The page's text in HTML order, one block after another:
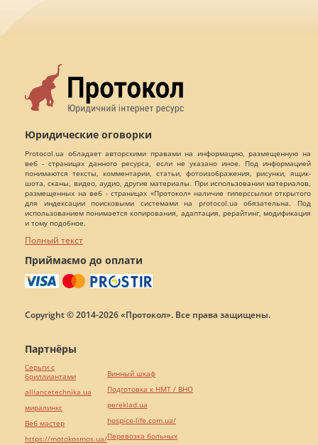
Юридические оговорки
Protocol.ua обладает авторскими правами на информацию, размещенную на
веб - страницах данного ресурса, если не указано иное. Под информацией
понимаются тексты, комментарии, статьи, фотоизображения, рисунки, ящик-
шота, сканы, видео, аудио, другие материалы. При использовании материалов,
размещенных на веб - страницах «Протокол» наличие гиперссылки открытого
для индексации поисковыми системами на protocol.ua обязательна. Под
использованием понимается копирования, адаптация, рерайтинг, модификация
и тому подобное.
Полный текст
Приймаємо до оплати
Copyright © 2014-2026 «Протокол». Все права защищены.
Партнёры
Серьги с
бриллиантами
alliancetechnika.ua
миралинкс
Веб мастер
https://motokosmos.ua/
Винный шкаф
Подготовка к НМТ / ВНО
pereklad.ua
hospice-life.com.ua/
Перевозка больных